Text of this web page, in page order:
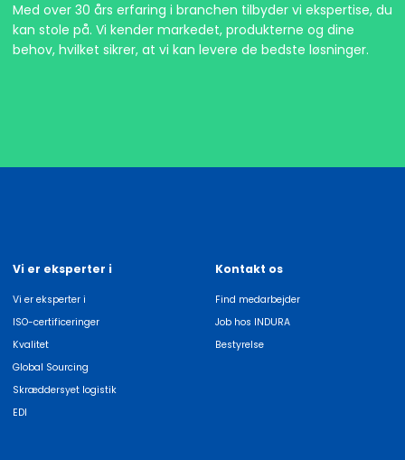
Med over 30 års erfaring i branchen tilbyder vi ekspertise, du
kan stole på. Vi kender markedet, produkterne og dine
behov, hvilket sikrer, at vi kan levere de bedste løsninger.
Vi er eksperter i
Vi er eksperter i
ISO-certificeringer
Kvalitet
Global Sourcing
Skræddersyet logistik
EDI
Kontakt os
Find medarbejder
Job hos INDURA
Bestyrelse